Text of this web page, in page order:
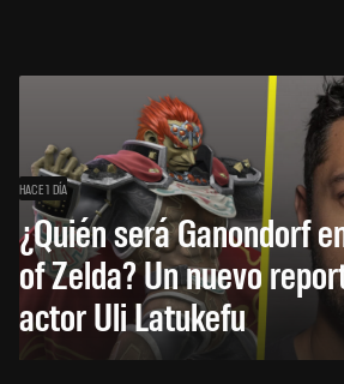
HACE 1 DÍA
¿Quién será Ganondorf
of Zelda? Un nuevo
actor Uli Latukefu